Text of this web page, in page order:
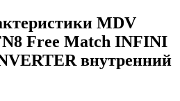
MDV
Free Match INFINI
внутренний